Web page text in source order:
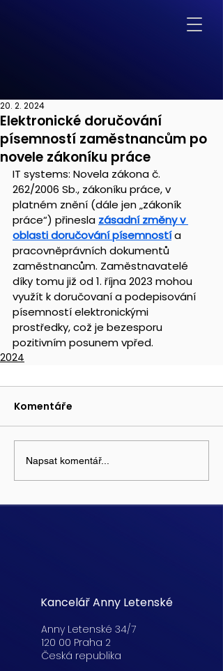
Elektronické doručování
písemností zaměstnancům po
novele zákoníku práce
20. 2. 2024
IT systems: Novela zákona č.
262/2006 Sb., zákoníku práce, v
platném znění (dále jen „zákoník
práce“) přinesla zásadní změny v
oblasti doručování písemnostía
pracovněprávních dokumentů
zaměstnancům. Zaměstnavatelé
díky tomu již od 1. října 2023 mohou
využít k doručovaní a podepisování
písemností elektronickými
prostředky, což je bezesporu
pozitivním posunem vpřed.
2024
Komentáře
Napsat komentář...
Kancelář Anny Letenské
Anny Letenské 34/7
120 00 Praha 2
Česká republika